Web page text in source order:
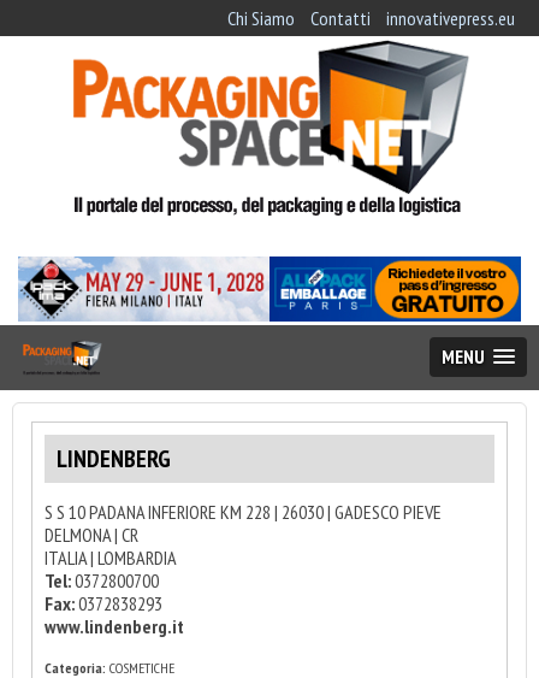
Chi Siamo Contatti innovativepress.eu
MENU
LINDENBERG
S S 10 PADANA INFERIORE KM 228 | 26030 | GADESCO PIEVE
DELMONA | CR
ITALIA | LOMBARDIA
Tel:0372800700
Fax:0372838293
www.lindenberg.it
Categoria: COSMETICHE